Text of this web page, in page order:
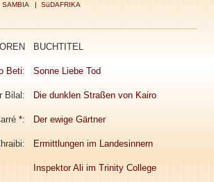
SAMBIA| SüDAFRIKA
BUCHTITEL
Beti: Sonne Liebe Tod
Bilal: Die dunklen Straßen von Kairo
*: Der ewige Gärtner
Ermittlungen im Landesinnern
Inspektor Ali im Trinity College